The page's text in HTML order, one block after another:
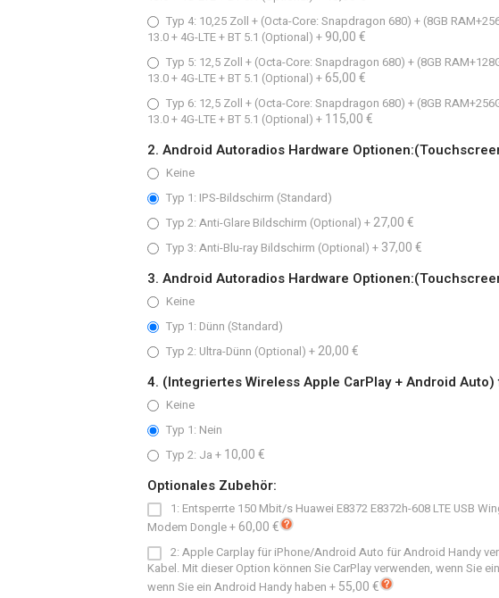
Typ 4: 10,25 Zoll + (Octa-Core: Snapdragon 680) + (8GB
13.0 + 4G-LTE + BT 5.1 (Optional) + 90,00 €
Typ 5: 12,5 Zoll + (Octa-Core: Snapdragon 680) + (8GB
13.0 + 4G-LTE + BT 5.1 (Optional) +65,00 €
Typ 6: 12,5 Zoll + (Octa-Core: Snapdragon 680) + (8GB
13.0 + 4G-LTE + BT 5.1 (Optional) + 115,00 €
2. Android Autoradios Hardware
Keine
Typ 1: IPS-Bildschirm (Standard)
Typ 2: Anti-Glare Bildschirm (Optional) +27,00 €
Typ 3: Anti-Blu-ray Bildschirm (Optional) + 37,00 €
3. Android Autoradios Hardware
Keine
Typ 1: Dünn (Standard)
Typ 2: Ultra-Dünn (Optional) +20,00 €
4. (Integriertes Wireless Apple CarPlay + Android
Keine
Typ 1: Nein
Typ 2: Ja + 10,00 €
Optionales Zubehör:
1: Entsperrte 150 Mbit/s Huawei E8372 E8372h-608 LTE USB
Modem Dongle+60,00 €
2: Apple Carplay für iPhone/Android Auto für Android Handy
Kabel. Mit dieser Option können Sie CarPlay verwenden, wenn Sie
wenn Sie ein Android Handy haben + 55,00 €